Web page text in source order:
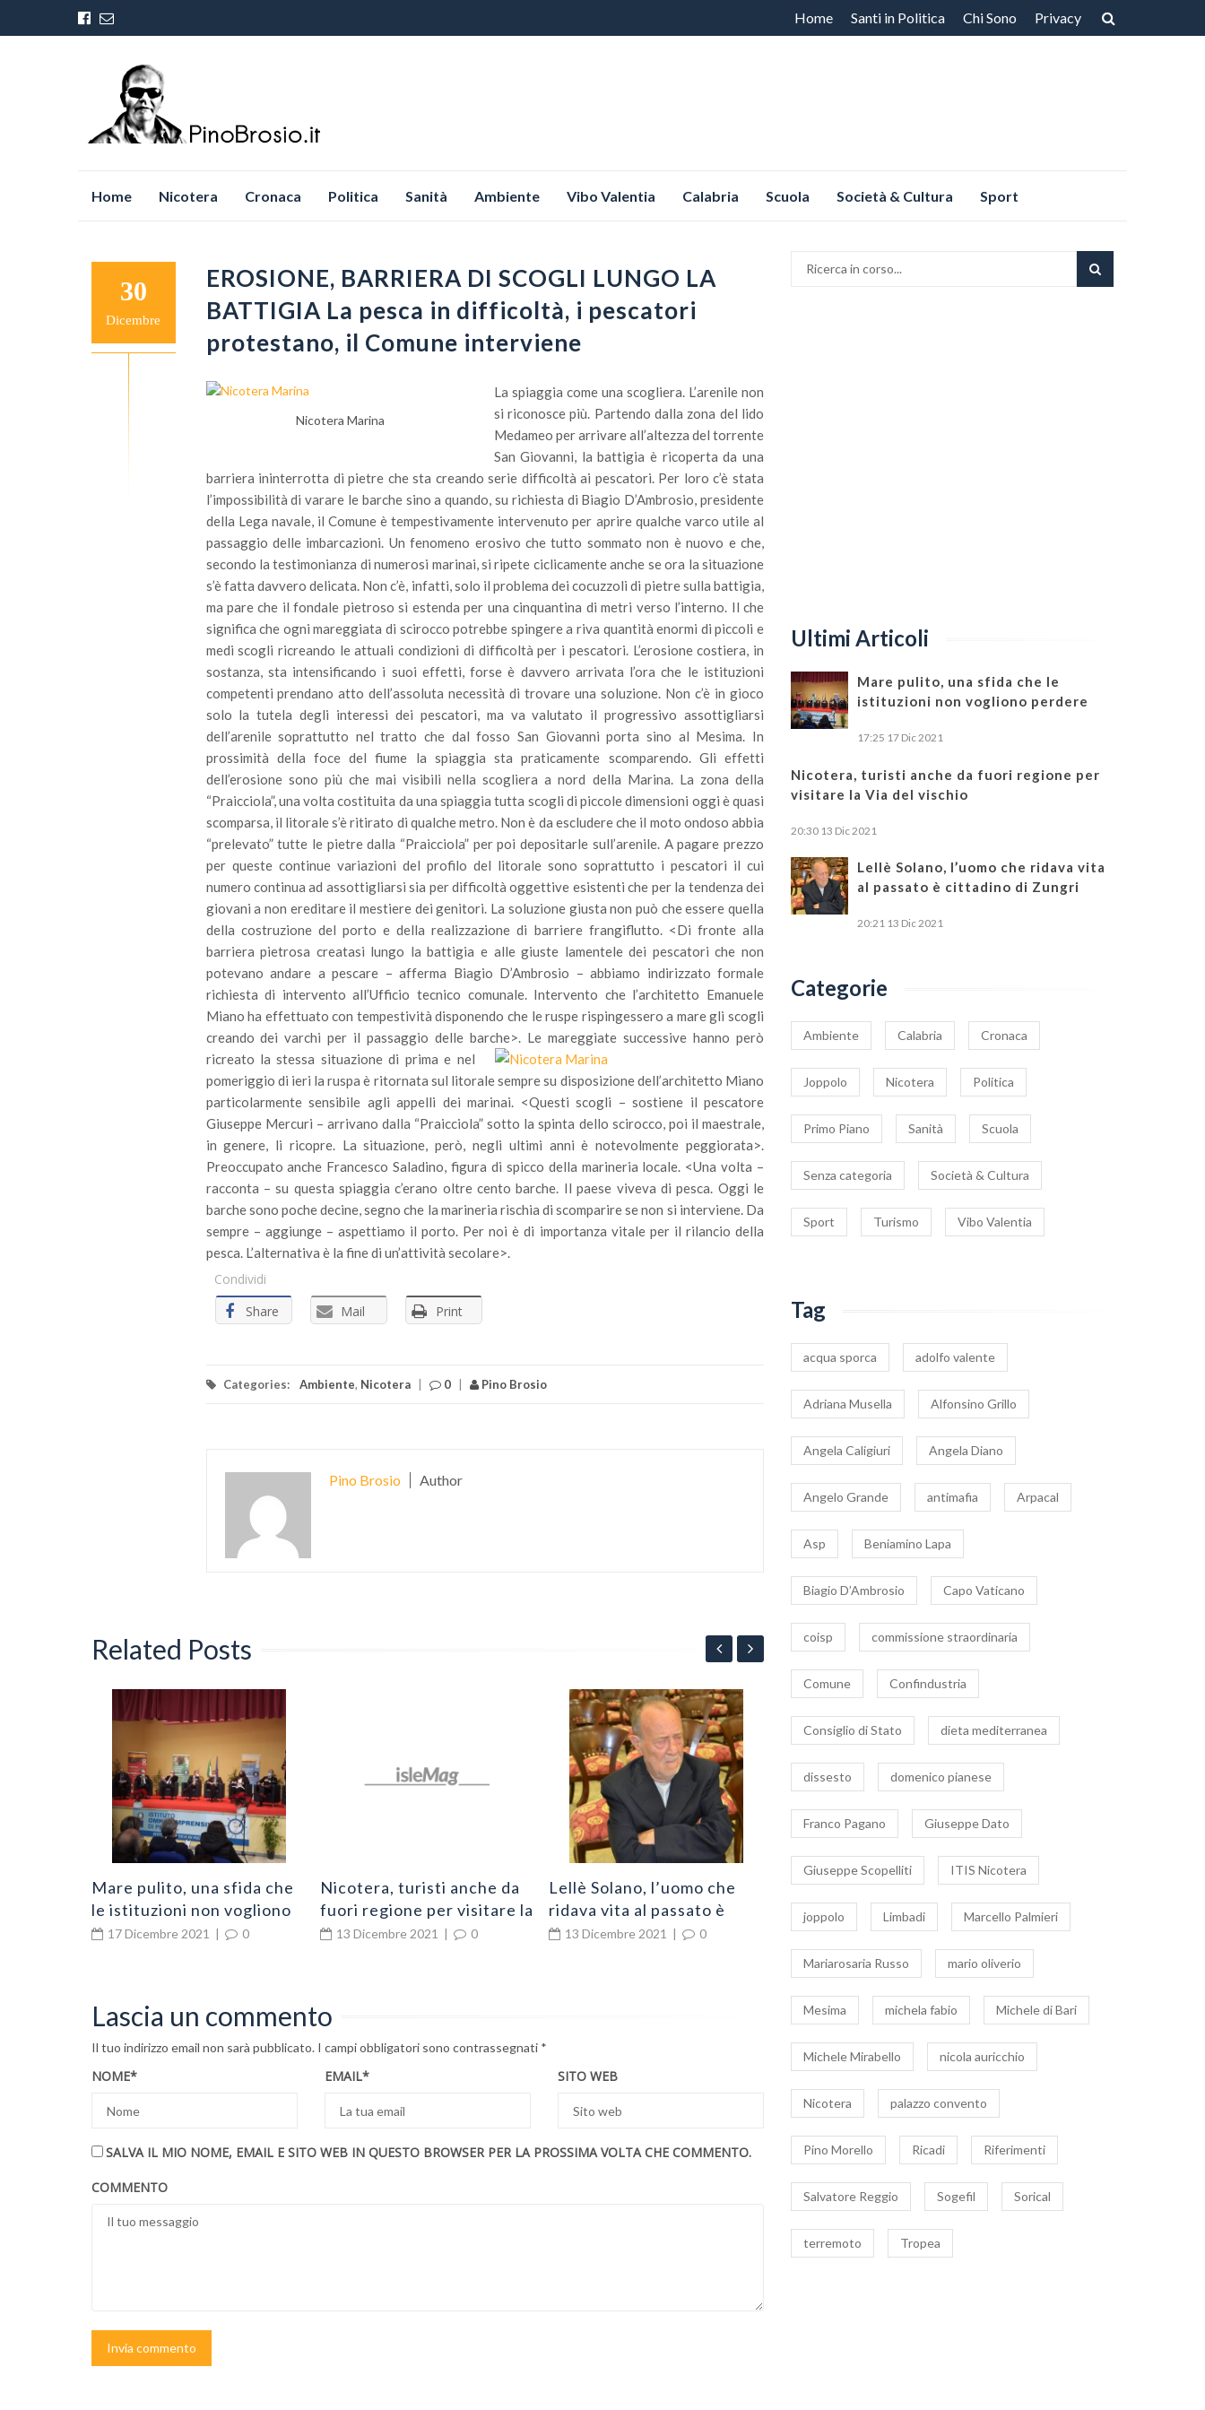
VaiHome Santi in Politica Chi Sono Privacy
Home Nicotera Cronaca Politica Sanità Ambiente Vibo Valentia Calabria Scuola Società & Cultura Sport
30
Dicembre
EROSIONE, BARRIERA DI SCOGLI LUNGO LA
BATTIGIA La pesca in difficoltà, i pescatori
protestano, il Comune interviene
Nicotera Marina
La spiaggia come una scogliera. L’arenile non
si riconosce più. Partendo dalla zona del lido
Medameo per arrivare all’altezza del torrente
San Giovanni, la battigia è ricoperta da una
barriera ininterrotta di pietre che sta creando serie difficoltà ai pescatori. Per loro c’è stata
l’impossibilità di varare le barche sino a quando, su richiesta di Biagio D’Ambrosio, presidente
della Lega navale, il Comune è tempestivamente intervenuto per aprire qualche varco utile al
passaggio delle imbarcazioni. Un fenomeno erosivo che tutto sommato non è nuovo e che,
secondo la testimonianza di numerosi marinai, si ripete ciclicamente anche se ora la situazione
s’è fatta davvero delicata. Non c’è, infatti, solo il problema dei cocuzzoli di pietre sulla battigia,
ma pare che il fondale pietroso si estenda per una cinquantina di metri verso l’interno. Il che
significa che ogni mareggiata di scirocco potrebbe spingere a riva quantità enormi di piccoli e
medi scogli ricreando le attuali condizioni di difficoltà per i pescatori. L’erosione costiera, in
sostanza, sta intensificando i suoi effetti, forse è davvero arrivata l’ora che le istituzioni
competenti prendano atto dell’assoluta necessità di trovare una soluzione. Non c’è in gioco
solo la tutela degli interessi dei pescatori, ma va valutato il progressivo assottigliarsi
dell’arenile soprattutto nel tratto che dal fosso San Giovanni porta sino al Mesima. In
prossimità della foce del fiume la spiaggia sta praticamente scomparendo. Gli effetti
dell’erosione sono più che mai visibili nella scogliera a nord della Marina. La zona della
“Praicciola”, una volta costituita da una spiaggia tutta scogli di piccole dimensioni oggi è quasi
scomparsa, il litorale s’è ritirato di qualche metro. Non è da escludere che il moto ondoso abbia
“prelevato” tutte le pietre dalla “Praicciola” per poi depositarle sull’arenile. A pagare prezzo
per queste continue variazioni del profilo del litorale sono soprattutto i pescatori il cui
numero continua ad assottigliarsi sia per difficoltà oggettive esistenti che per la tendenza dei
giovani a non ereditare il mestiere dei genitori. La soluzione giusta non può che essere quella
della costruzione del porto e della realizzazione di barriere frangiflutto. <Di fronte alla
barriera pietrosa creatasi lungo la battigia e alle giuste lamentele dei pescatori che non
potevano andare a pescare – afferma Biagio D’Ambrosio – abbiamo indirizzato formale
richiesta di intervento all’Ufficio tecnico comunale. Intervento che l’architetto Emanuele
Miano ha effettuato con tempestività disponendo che le ruspe rispingessero a mare gli scogli
creando dei varchi per il passaggio delle barche>. Le mareggiate successive hanno però
ricreato la stessa situazione di prima e nel
pomeriggio di ieri la ruspa è ritornata sul litorale sempre su disposizione dell’architetto Miano
particolarmente sensibile agli appelli dei marinai. <Questi scogli – sostiene il pescatore
Giuseppe Mercuri – arrivano dalla “Praicciola” sotto la spinta dello scirocco, poi il maestrale,
in genere, li ricopre. La situazione, però, negli ultimi anni è notevolmente peggiorata>.
Preoccupato anche Francesco Saladino, figura di spicco della marineria locale. <Una volta –
racconta – su questa spiaggia c’erano oltre cento barche. Il paese viveva di pesca. Oggi le
barche sono poche decine, segno che la marineria rischia di scomparire se non si interviene. Da
sempre – aggiunge – aspettiamo il porto. Per noi è di importanza vitale per il rilancio della
pesca. L’alternativa è la fine di un’attività secolare>.
Condividi
Share
Mail Print
Categories: Ambiente, Nicotera 0 Pino Brosio
Pino Brosio Author
Related Posts
Mare pulito, una sfida che
le istituzioni non vogliono
perdere
17 Dicembre 2021 | 0
Nicotera, turisti anche da
fuori regione per visitare la
Via del vischio
13 Dicembre 2021 | 0
Lellè Solano, l’uomo che
ridava vita al passato è
cittadino di Zungri
13 Dicembre 2021 | 0
Appello dell’Associazione
“Porcinai” alla politica e
alle istituzioni: Salviamo
l’ex villaggio Valtur di
28 Settembre 2021 | 0
Covid, lievitano i contagi
nel comprensorio
Lascia un commento
Il tuo indirizzo email non sarà pubblicato. I campi obbligatori sono contrassegnati *
NOME* EMAIL* SITO WEB
SALVA IL MIO NOME, EMAIL E SITO WEB IN QUESTO BROWSER PER LA PROSSIMA VOLTA CHE COMMENTO.
COMMENTO
Ultimi Articoli
Mare pulito, una sfida che le
istituzioni non vogliono perdere
17:25 17 Dic 2021
Nicotera, turisti anche da fuori regione per
visitare la Via del vischio
20:30 13 Dic 2021
Lellè Solano, l’uomo che ridava vita
al passato è cittadino di Zungri
20:21 13 Dic 2021
Categorie
Ambiente Calabria Cronaca
Joppolo Nicotera Politica
Primo Piano Sanità Scuola
Senza categoria Società & Cultura
Sport Turismo Vibo Valentia
Tag
acqua sporca adolfo valente
Adriana Musella Alfonsino Grillo
Angela Caligiuri Angela Diano
Angelo Grande antimafia Arpacal
Asp Beniamino Lapa
Biagio D’Ambrosio Capo Vaticano
coisp commissione straordinaria
Comune Confindustria
Consiglio di Stato dieta mediterranea
dissesto domenico pianese
Franco Pagano Giuseppe Dato
Giuseppe Scopelliti ITIS Nicotera
joppolo Limbadi Marcello Palmieri
Mariarosaria Russo mario oliverio
Mesima michela fabio Michele di Bari
Michele Mirabello nicola auricchio
Nicotera palazzo convento
Pino Morello Ricadi Riferimenti
Salvatore Reggio Sogefil Sorical
terremoto Tropea